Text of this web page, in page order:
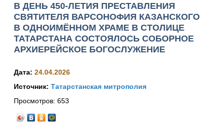
В ДЕНЬ 450-ЛЕТИЯ ПРЕСТАВЛЕНИЯ
СВЯТИТЕЛЯ ВАРСОНОФИЯ КАЗАНСКОГО
В ОДНОИМЁННОМ ХРАМЕ В СТОЛИЦЕ
ТАТАРСТАНА СОСТОЯЛОСЬ СОБОРНОЕ
АРХИЕРЕЙСКОЕ БОГОСЛУЖЕНИЕ
Дата: 24.04.2026
Источник: Татарстанская митрополия
Просмотров: 653